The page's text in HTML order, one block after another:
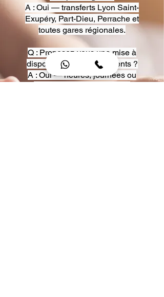
A : Oui — transferts Lyon Saint-
Exupéry, Part-Dieu, Perrache et
toutes gares régionales.
Q : Proposez-vous une mise à
disposition pour événements ?
A : Oui — heures, journées ou